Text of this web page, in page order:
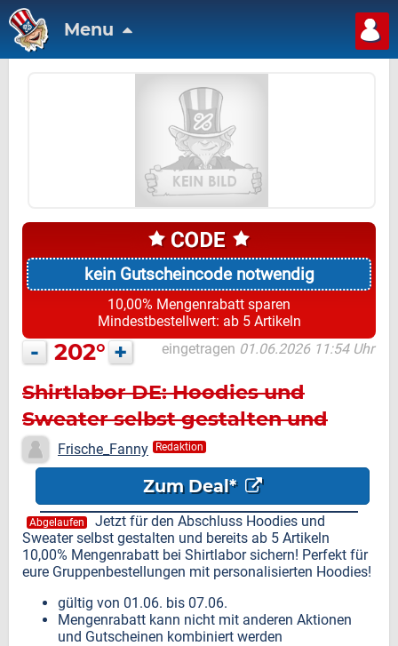
Menu
kein Gutscheincode notwendig
10,00% Mengenrabatt sparen
Mindestbestellwert: ab 5 Artikeln
- 202° + eingetragen 01.06.2026 11:54 Uhr
Shirtlabor DE: Hoodies und
Sweater selbst gestalten und
bereits ab 5 Artikeln 10,00%
Mengenrabatt
Frische_Fanny Redaktion
Zum Deal*
Abgelaufen
Jetzt für den Abschluss Hoodies und
Sweater selbst gestalten und bereits ab 5 Artikeln
10,00% Mengenrabatt bei Shirtlabor sichern! Perfekt für
eure Gruppenbestellungen mit personalisierten Hoodies!
gültig von 01.06. bis 07.06.
Mengenrabatt kann nicht mit anderen Aktionen
und Gutscheinen kombiniert werden